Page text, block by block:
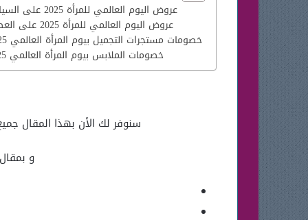
عروض اليوم العالمي للمرأة 2025 على السيارات
عروض اليوم العالمي للمرأة 2025 على العطور
خصومات مستجرات التجميل بيوم المرأة العالمي 2025
خصومات الملابس بيوم المرأة العالمي 2025
سنوفر لك الأن بهذا المقال جميع
و